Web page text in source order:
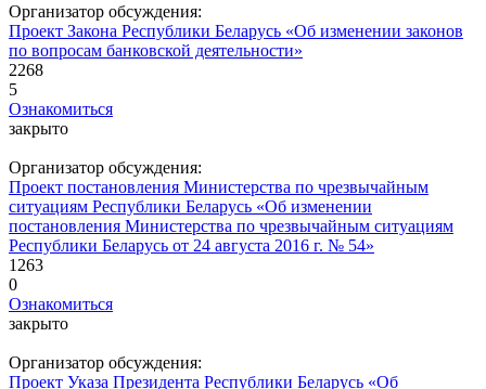
Организатор обсуждения:
Проект Закона Республики Беларусь «Об изменении законов
по вопросам банковской деятельности»
2268
5
Ознакомиться
закрыто
Организатор обсуждения:
Проект постановления Министерства по чрезвычайным
ситуациям Республики Беларусь «Об изменении
постановления Министерства по чрезвычайным ситуациям
Республики Беларусь от 24 августа 2016 г. № 54»
1263
0
Ознакомиться
закрыто
Организатор обсуждения:
Проект Указа Президента Республики Беларусь «Об